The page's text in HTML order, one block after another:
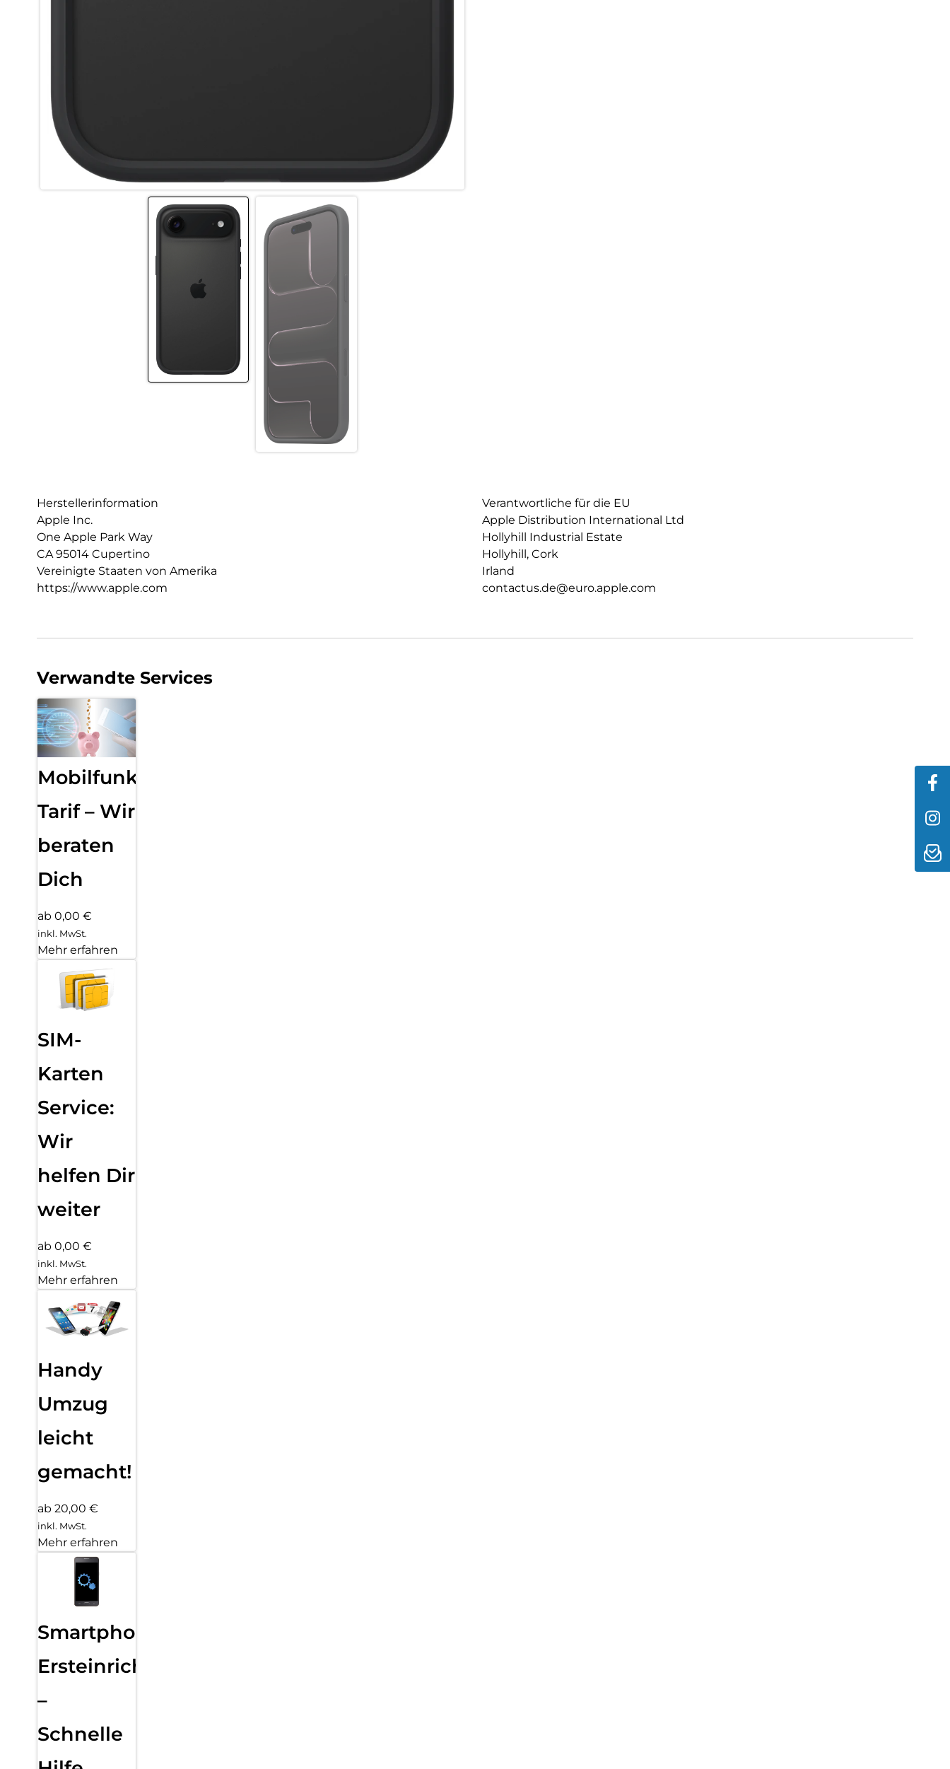
Herstellerinformation
Apple Inc.
One Apple Park Way
CA 95014 Cupertino
Vereinigte Staaten von Amerika
https://www.apple.com
Verantwortliche für die EU
Apple Distribution International Ltd
Hollyhill Industrial Estate
Hollyhill, Cork
Irland
contactus.de@euro.apple.com
Verwandte Services
Mobilfunk
Tarif – Wir
beraten
Dich
ab 0,00 €
inkl. MwSt.
Mehr erfahren
SIM-
Karten
Service:
Wir
helfen Dir
weiter
ab 0,00 €
inkl. MwSt.
Mehr erfahren
Handy
Umzug
leicht
gemacht!
ab 20,00 €
inkl. MwSt.
Mehr erfahren
Smartphone
Ersteinrichtung
–
Schnelle